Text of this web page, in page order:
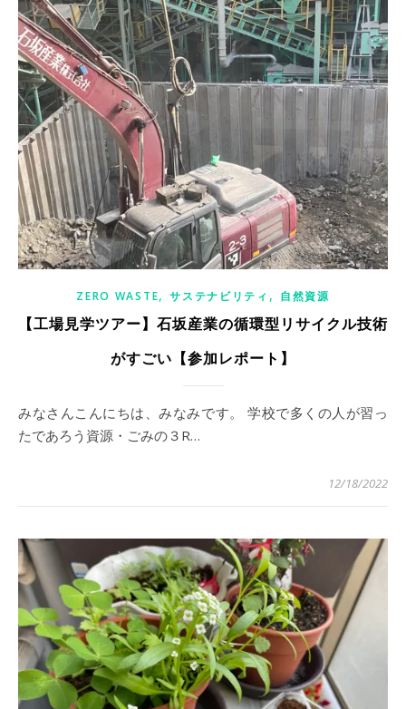
ZERO WASTE,サステナビリティ , 自然資源
【工場見学ツアー】石坂産業の循環型リサイクル技術
がすごい【参加レポート】
みなさんこんにちは、みなみです。 学校で多くの人が習っ
たであろう資源・ごみの３R…
12/18/2022